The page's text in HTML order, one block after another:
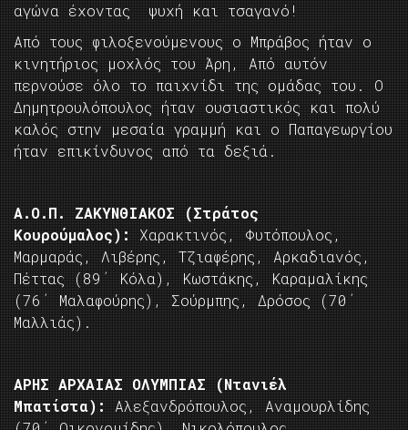
αγώνα έχοντας ψυχή και τσαγανό!
Από τους φιλοξενούμενους ο Μπράβος ήταν ο
κινητήριος μοχλός του Άρη, Από αυτόν
περνούσε όλο το παιχνίδι της ομάδας του. Ο
Δημητρουλόπουλος ήταν ουσιαστικός και πολύ
καλός στην μεσαία γραμμή και ο Παπαγεωργίου
ήταν επικίνδυνος από τα δεξιά.
Α.Ο.Π. ΖΑΚΥΝΘΙΑΚΟΣ (Στράτος
Κουρούμαλος):
Χαρακτινός, Φυτόπουλος,
Μαρμαράς, Λιβέρης, Τζιαφέρης, Αρκαδιανός,
Πέττας (89΄ Κόλα), Κωστάκης, Καραμαλίκης
(76΄ Μαλαφούρης), Σούρμπης, Δρόσος (70΄
Μαλλιάς).
ΑΡΗΣ ΑΡΧΑΙΑΣ ΟΛΥΜΠΙΑΣ (Ντανιέλ
Μπατίστα):
Αλεξανδρόπουλος, Αναμουρλίδης